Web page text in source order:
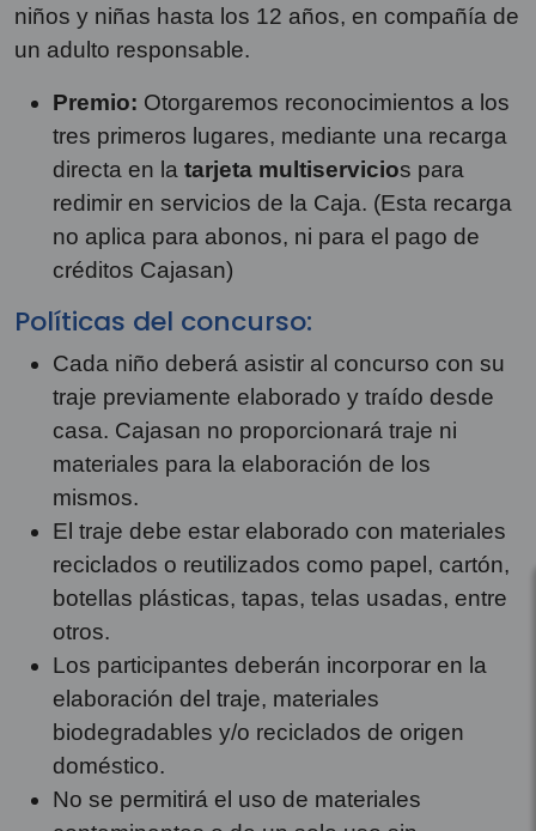
niños y niñas hasta los 12 años, en compañía de
un adulto responsable.
Premio: Otorgaremos reconocimientos a los
tres primeros lugares, mediante una recarga
directa en la tarjeta multiservicios para
redimir en servicios de la Caja. (Esta recarga
no aplica para abonos, ni para el pago de
créditos Cajasan)
Políticas del concurso:
Cada niño deberá asistir al concurso con su
traje previamente elaborado y traído desde
casa. Cajasan no proporcionará traje ni
materiales para la elaboración de los
mismos.
El traje debe estar elaborado con materiales
reciclados o reutilizados como papel, cartón,
botellas plásticas, tapas, telas usadas, entre
otros.
Los participantes deberán incorporar en la
elaboración del traje, materiales
biodegradables y/o reciclados de origen
doméstico.
No se permitirá el uso de materiales